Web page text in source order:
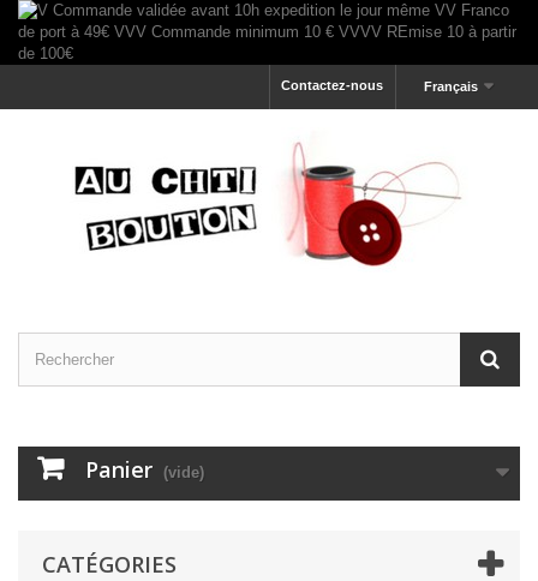
Français
Contactez-nous
Panier (vide)
CATÉGORIES